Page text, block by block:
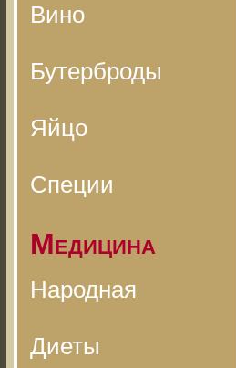
Вино
Бутерброды
Яйцо
Специи
Медицина
Народная
Диеты